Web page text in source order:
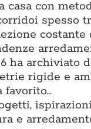
con
ha archiviato
rigide e
favorito…
e